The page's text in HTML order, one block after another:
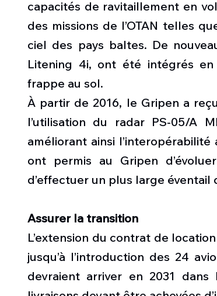
capacités de ravitaillement en
des missions de l’OTAN telles
ciel des pays baltes. De
Litening 4i, ont été intégrés en
frappe au sol.
À partir de 2016, le Gripen a
l’utilisation du radar PS-05/A
améliorant ainsi l’interopérabilité
ont permis au Gripen
d’effectuer un plus large éventail
Assurer la transition
L’extension du contrat de
jusqu’à l’introduction des 24
devraient arriver en 2031